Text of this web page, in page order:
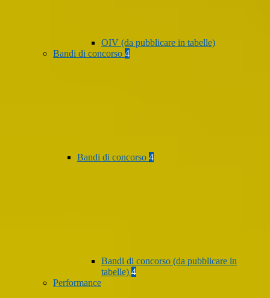
OIV (da pubblicare in tabelle)
Bandi di concorso 4
Bandi di concorso 4
Bandi di concorso (da pubblicare in
tabelle) 4
Performance